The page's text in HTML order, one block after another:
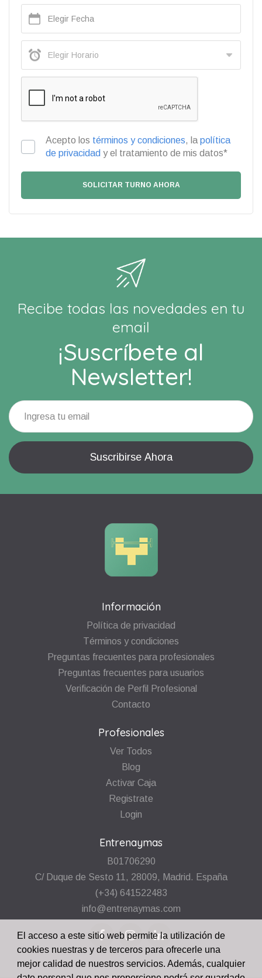
Acepto los términos y condiciones, la política
de privacidad y el tratamiento de mis datos*
Recibe todas las novedades en tu
email
¡Suscríbete al
Newsletter!
Información
Política de privacidad
Términos y condiciones
Preguntas frecuentes para profesionales
Preguntas frecuentes para usuarios
Verificación de Perfil Profesional
Contacto
Profesionales
Ver Todos
Blog
Activar Caja
Registrate
Login
Entrenaymas
B01706290
C/ Duque de Sesto 11, 28009, Madrid. España
(+34) 641522483
info@entrenaymas.com
El acceso a este sitio web permite la utilización de
cookies nuestras y de terceros para ofrecerle una
mejor calidad de nuestros servicios. Además, cualquier